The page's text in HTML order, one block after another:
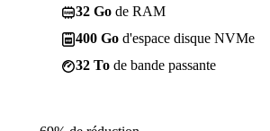
32 Go de RAM
400 Go d'espace disque NVMe
32 To de bande passante